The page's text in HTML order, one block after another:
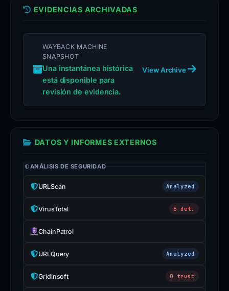
EVIDENCIAS ARCHIVADAS
WAYBACK MACHINE
SNAPSHOT
Una instantánea histórica
está disponible para
revisión de evidencia.
View Archive
DATOS Y INFORMES EXTERNOS
ANÁLISIS DE SEGURIDAD
URLScan Analyzed
VirusTotal 6 det.
ChainPatrol
URLQuery Analyzed
Gridinsoft 0 trust